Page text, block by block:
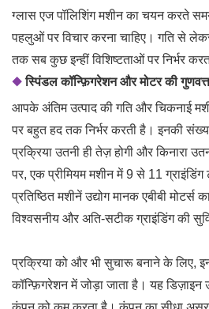
ग्लास एज पॉलिशिंग मशीन का चयन करते
पहलुओं पर विचार करना चाहिए। गति से
तक सब कुछ इन्हीं विशिष्टताओं पर निर्भर
◆स्पिंडल कॉन्फ़िगरेशन और मोटर की
आपके अंतिम उत्पाद की गति और चिकनाई
पर बहुत हद तक निर्भर करती है। इनकी
प्रक्रिया उतनी ही तेज़ होगी और किनारा
पर, एक प्रीमियम मशीन में 9 से 11
प्रतिष्ठित मशीनें उद्योग मानक एबीबी मोटर्स
विश्वसनीय और अति-सटीक ग्राइंडिंग की
प्रक्रिया को और भी सुचारू बनाने के लिए,
कॉन्फ़िगरेशन में जोड़ा जाता है। यह डिज़ाइन